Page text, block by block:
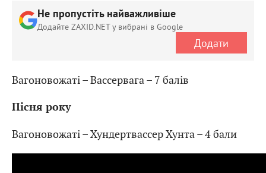
Не пропустіть найважливіше
Додайте ZAXID.NET у вибрані в Google
Додати
Вагоновожаті – Вассервага – 7 балів
Пісня року
Вагоновожаті – Хундертвассер Хунта – 4 бали